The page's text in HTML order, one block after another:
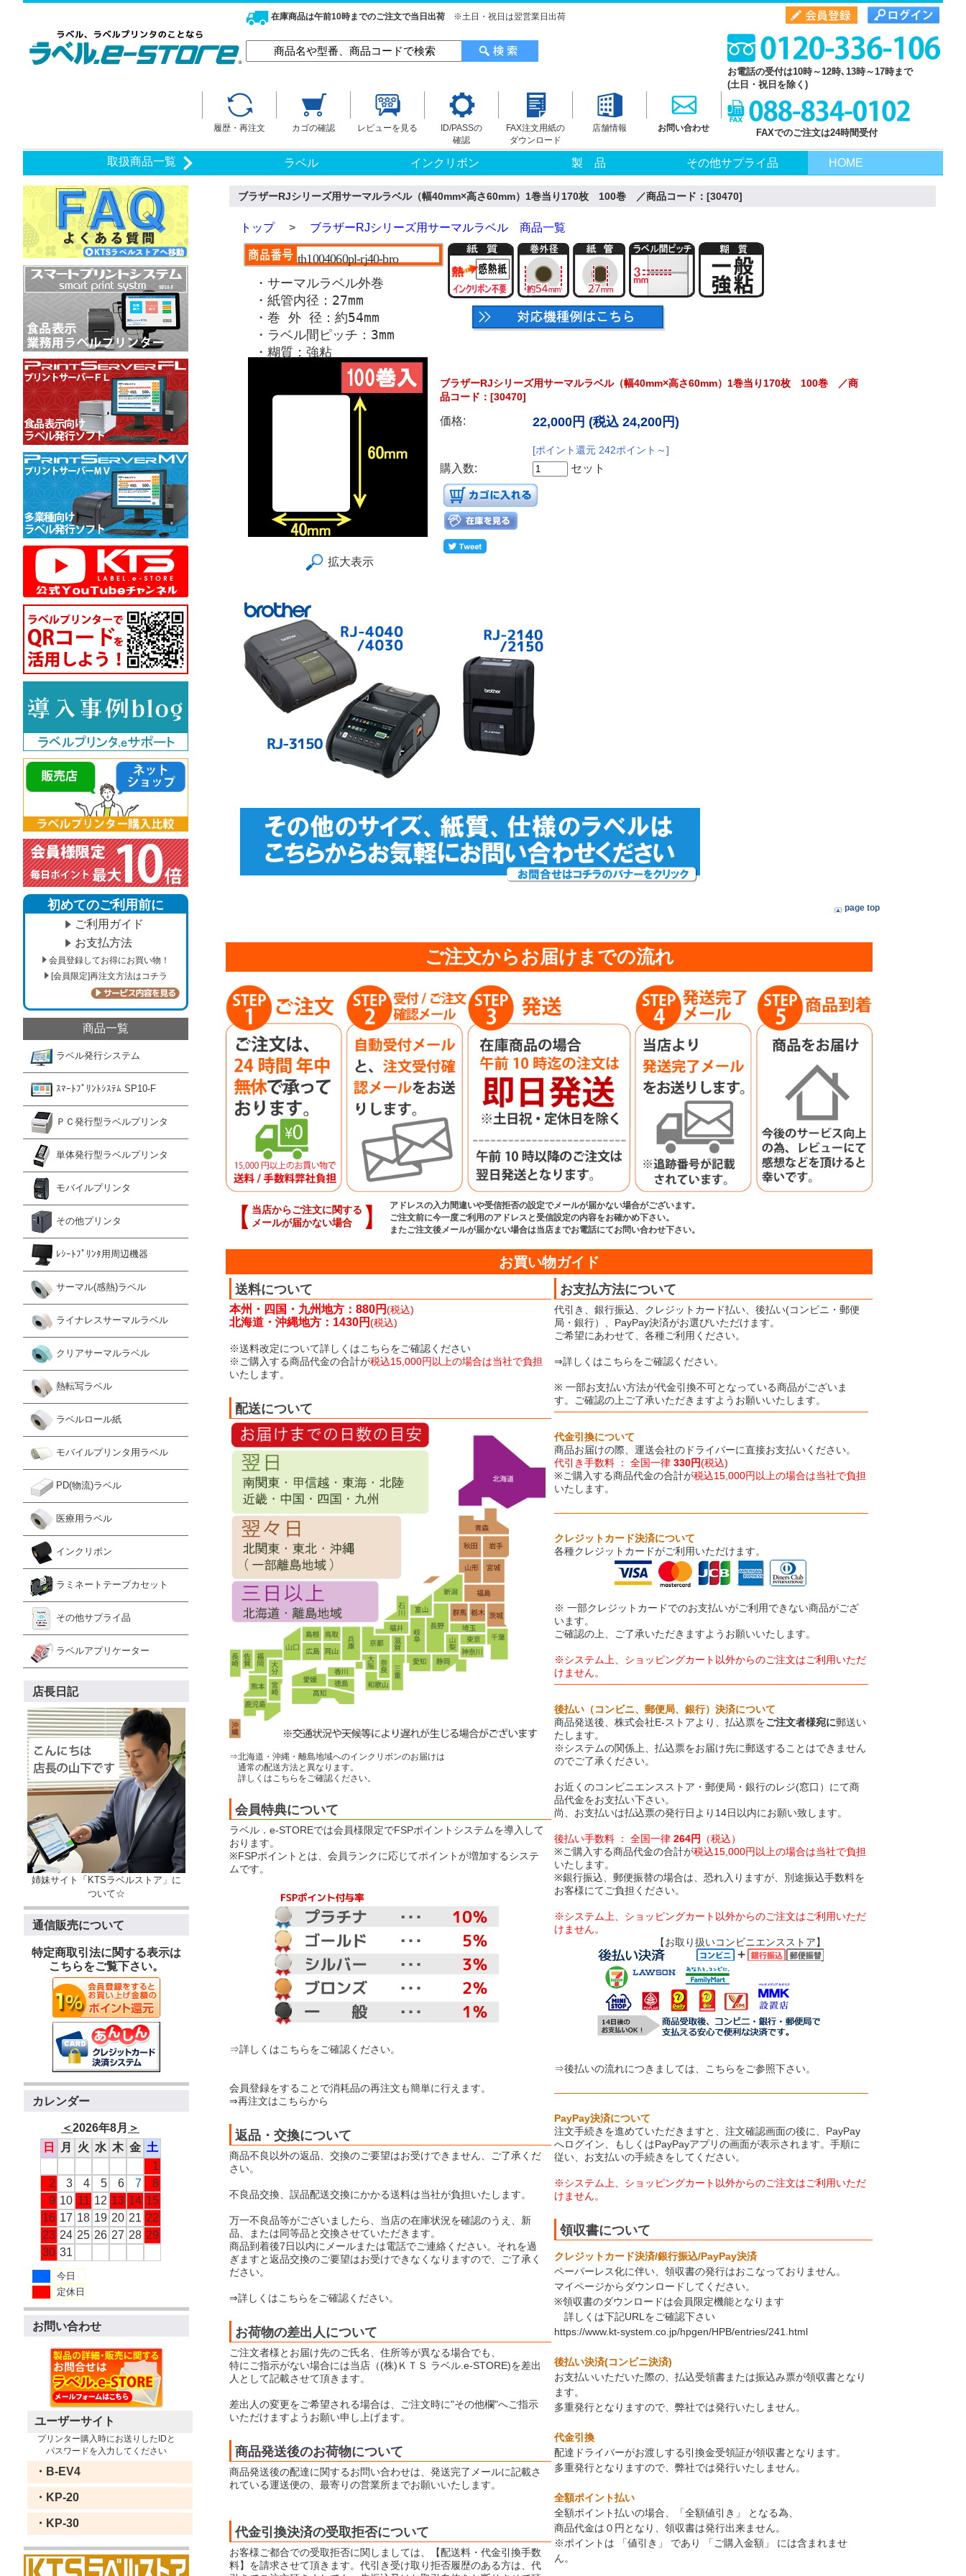
在庫商品は午前10時までのご注文で当日出荷 ※土日・祝日は翌営業日出荷
お電話の受付は10時～12時､13時～17時まで
(土日・祝日を除く)
履歴・再注文 カゴの確認 レビューを見る
ID/PASSの
確認
FAX注文用紙の
ダウンロード
店舗情報 お問い合わせ FAXでのご注文は24時間受付
取扱商品一覧 ラベル インクリボン 製 品 その他サプライ品 HOME
初めてのご利用前に
ご利用ガイド
お支払方法
会員登録してお得にお買い物！
[会員限定]再注文方法はコチラ
商品一覧
ラベル発行システム
ｽﾏｰﾄﾌﾟﾘﾝﾄｼｽﾃﾑ SP10-F
ＰＣ発行型ラベルプリンタ
単体発行型ラベルプリンタ
モバイルプリンタ
その他プリンタ
ﾚｼｰﾄﾌﾟﾘﾝﾀ用周辺機器
サーマル(感熱)ラベル
ライナレスサーマルラベル
クリアサーマルラベル
熱転写ラベル
ラベルロール紙
モバイルプリンタ用ラベル
PD(物流)ラベル
医療用ラベル
インクリボン
ラミネートテープカセット
その他サプライ品
ラベルアプリケーター
店長日記
姉妹サイト「KTSラベルストア」に
ついて☆
通信販売について
特定商取引法に関する表示は
こちらをご覧下さい。
カレンダー
＜2026年8月 ＞
日
月 火 水 木 金 土
1
2
3 4 5 6 7
8
9 10 11 12 13 14 15
16 17 18 19 20 21 22
23 24 25 26 27 28 29
30 31
今日
定休日
お問い合わせ
ユーザーサイト
プリンター購入時にお送りしたIDと
パスワードを入力してください
・B-EV4
・KP-20
・KP-30
ブラザーRJシリーズ用サーマルラベル（幅40mm×高さ60mm）1巻当り170枚 100巻 ／商品コード：[30470]
トップ> ブラザーRJシリーズ用サーマルラベル 商品一覧
th1004060pl-rj40-bro
・サーマルラベル外巻
・紙管内径：27mm
・巻 外 径：約54mm
・ラベル間ピッチ：3mm
・糊質：強粘
拡大表示
ブラザーRJシリーズ用サーマルラベル（幅40mm×高さ60mm）1巻当り170枚 100巻 ／商
品コード：[30470]
価格: 22,000円 (税込 24,200円)
[ポイント還元 242ポイント～]
購入数: セット
page top
ご注文からお届けまでの流れ
【 当店からご注文に関する
メールが届かない場合
】
アドレスの入力間違いや受信拒否の設定でメールが届かない場合がございます。
ご注文前に今一度ご利用のアドレスと受信設定の内容をお確かめ下さい。
またご注文後メールが届かない場合は当店までお電話にてお問い合わせ下さい。
お買い物ガイド
送料について
本州・四国・九州地方：880円(税込)
北海道・沖縄地方：1430円(税込)
※送料改定について詳しくはこちらをご確認ください
※ご購入する商品代金の合計が税込15,000円以上の場合は当社で負担
いたします。
配送について
⇒北海道・沖縄・離島地域へのインクリボンのお届けは
通常の配送方法と異なります。
詳しくはこちらをご確認ください。
会員特典について
ラベル．e-STOREでは会員様限定でFSPポイントシステムを導入して
おります。
※FSPポイントとは、会員ランクに応じてポイントが増加するシステ
ムです。
⇒詳しくはこちらをご確認ください。
会員登録をすることで消耗品の再注文も簡単に行えます。
⇒再注文はこちらから
返品・交換について
商品不良以外の返品、交換のご要望はお受けできません、ご了承くだ
さい。
不良品交換、誤品配送交換にかかる送料は当社が負担いたします。
万一不良品等がございましたら、当店の在庫状況を確認のうえ、新
品、または同等品と交換させていただきます。
商品到着後7日以内にメールまたは電話でご連絡ください。それを過
ぎますと返品交換のご要望はお受けできなくなりますので、ご了承く
ださい。
⇒詳しくはこちらをご確認ください。
お荷物の差出人について
ご注文者様とお届け先のご氏名、住所等が異なる場合でも、
特にご指示がない場合には当店（(株)ＫＴＳ ラベル.e-STORE)を差出
人として記載させて頂きます。
差出人の変更をご希望される場合は、ご注文時に"その他欄"へご指示
いただけますようお願い申し上げます。
商品発送後のお荷物について
商品発送後の配達に関するお問い合わせは、発送完了メールに記載さ
れている運送便の、最寄りの営業所までお願いいたします。
代金引換決済の受取拒否について
お客様ご都合での受取拒否に関しましては、【配送料・代金引換手数
料】を請求させて頂きます。代引き受け取り拒否履歴のある方は、代
お支払方法について
代引き、銀行振込、クレジットカード払い、後払い(コンビニ・郵便
局・銀行）、PayPay決済がお選びいただけます。
ご希望にあわせて、各種ご利用ください。
⇒詳しくはこちらをご確認ください。
※ 一部お支払い方法が代金引換不可となっている商品がございま
す。ご確認の上ご了承いただきますようお願いいたします。
代金引換について
商品お届けの際、運送会社のドライバーに直接お支払いください。
代引き手数料 ： 全国一律 330円(税込)
※ご購入する商品代金の合計が税込15,000円以上の場合は当社で負担
いたします。
クレジットカード決済について
各種クレジットカードがご利用いただけます。
※ 一部クレジットカードでのお支払いがご利用できない商品がござ
います。
ご確認の上、ご了承いただきますようお願いいたします。
※システム上、ショッピングカート以外からのご注文はご利用いただ
けません。
後払い（コンビニ、郵便局、銀行）決済について
商品発送後、株式会社E-ストアより、払込票をご注文者様宛に郵送い
たします。
※システムの関係上、払込票をお届け先に郵送することはできません
のでご了承ください。
お近くのコンビニエンスストア・郵便局・銀行のレジ(窓口）にて商
品代金をお支払い下さい。
尚、お支払いは払込票の発行日より14日以内にお願い致します。
後払い手数料 ： 全国一律 264円 （税込）
※ご購入する商品代金の合計が税込15,000円以上の場合は当社で負担
いたします。
※銀行振込、郵便振替の場合は、恐れ入りますが、別途振込手数料を
お客様にてご負担ください。
※システム上、ショッピングカート以外からのご注文はご利用いただ
けません。
【お取り扱いコンビニエンスストア】
⇒後払いの流れにつきましては、こちらをご参照下さい。
PayPay決済について
注文手続きを進めていただきますと、注文確認画面の後に、PayPay
へログイン、もしくはPayPayアプリの画面が表示されます。手順に
従い、お支払いの手続きをしてください。
※システム上、ショッピングカート以外からのご注文はご利用いただ
けません。
領収書について
クレジットカード決済/銀行振込/PayPay決済
ペーパーレス化に伴い、領収書の発行はおこなっておりません。
マイページからダウンロードしてください。
※領収書のダウンロードは会員限定機能となります
詳しくは下記URLをご確認下さい
https://www.kt-system.co.jp/hpgen/HPB/entries/241.html
後払い決済(コンビニ決済)
お支払いいただいた際の、払込受領書または振込み票が領収書となり
ます。
多重発行となりますので、弊社では発行いたしません。
代金引換
配達ドライバーがお渡しする引換金受領証が領収書となります。
多重発行となりますので、弊社では発行いたしません。
全額ポイント払い
全額ポイント払いの場合、「全額値引き」 となる為、
商品代金は０円となり、領収書は発行出来ません。
※ポイントは 「値引き」 であり 「ご購入金額」 には含まれませ
ん。